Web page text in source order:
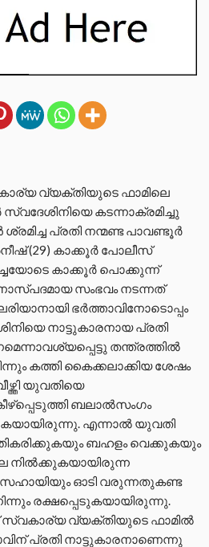
വ്യക്തിയുടെ ഫാമിലെ
കടന്നാക്രമിച്ചു
പ്രതി നന്മണ്ട പാവണ്ടൂർ
(29) കാക്കൂർ പോലീസ്
കാക്കൂർ പൊക്കുന്ന്
സംഭവം നടന്നത്
ഭർത്താവിനോടൊപ്പം
നാട്ടുകാരനായ പ്രതി
തന്ത്രത്തിൽ
കത്തി കൈക്കലാക്കിയ ശേഷം
യുവതിയെ
ബലാൽസംഗം
എന്നാൽ യുവതി
ബഹളം വെക്കുകയും
നിൽക്കുകയായിരുന്ന
ഓടി വരുന്നതുകണ്ട
രക്ഷപ്പെടുകയായിരുന്നു.
സ്വകാര്യ വ്യക്തിയുടെ ഫാമിൽ
പ്രതി നാട്ടുകാരനാണെന്നു